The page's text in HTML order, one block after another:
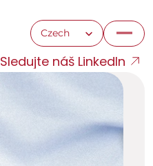
Select Language
Czech
Sledujte náš LinkedIn